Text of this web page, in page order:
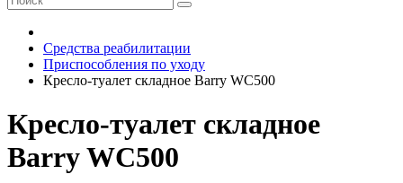
Средства реабилитации
Приспособления по уходу
Кресло-туалет складное Barry WC500
Кресло-туалет складное
Barry WC500